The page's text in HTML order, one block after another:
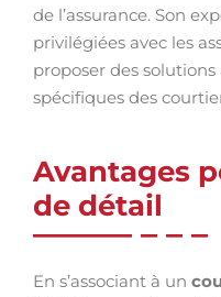
de l’assurance. Son
privilégiées avec les
proposer des
spécifiques des
Avantages
de détail
En s’associant à un